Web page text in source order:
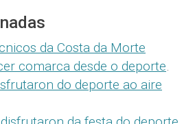
da Costa da Morte
comarca desde o deporte.
do deporte ao aire